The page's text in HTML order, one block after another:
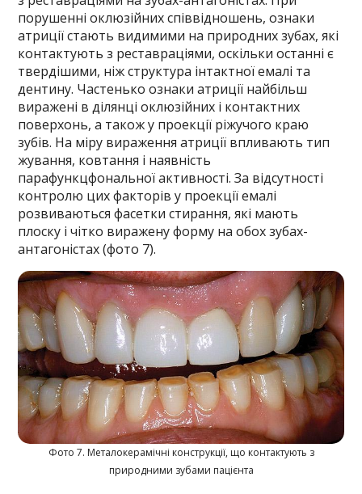
порушенні оклюзійних співвідношень, ознаки
атриції стають видимими на природних зубах, які
контактують з реставраціями, оскільки останні є
твердішими, ніж структура інтактної емалі та
дентину. Частенько ознаки атриції найбільш
виражені в ділянці оклюзійних і контактних
поверхонь, а також у проекції ріжучого краю
зубів. На міру вираження атриції впливають тип
жування, ковтання і наявність
парафункцфональної активності. За відсутності
контролю цих факторів у проекції емалі
розвиваються фасетки стирання, які мають
плоску і чітко виражену форму на обох зубах-
антагоністах (фото 7).
Фото 7. Металокерамічні конструкції, що контактують з
природними зубами пацієнта